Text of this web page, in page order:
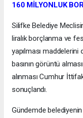
160 MİLYONLUK
Silifke Belediye
liralık borçlanma ve
yapılması
basının görüntü
alınması Cumhur
sonuçlandı.
Gündemde